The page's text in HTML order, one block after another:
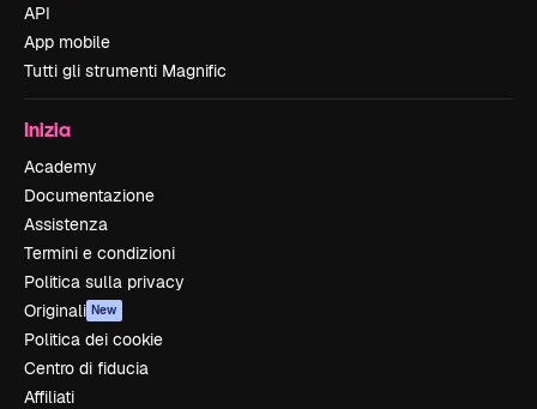
API
App mobile
Tutti gli strumenti Magnific
Inizia
Academy
Documentazione
Assistenza
Termini e condizioni
Politica sulla privacy
Originali New
Politica dei cookie
Centro di fiducia
Affiliati